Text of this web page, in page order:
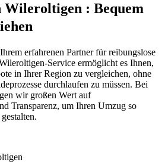
Wileroltigen : Bequem
erfahrenen Partner für reibungslose
Service ermöglicht es Ihnen,
in Ihrer Region zu vergleichen, ohne
durchlaufen zu müssen. Bei
wir großen Wert auf
Transparenz, um Ihren Umzug so